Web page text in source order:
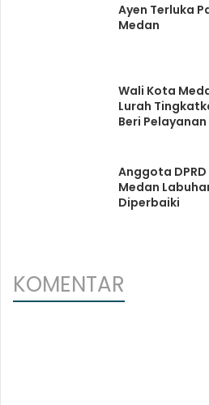
Ayen Terluka
Medan
Wali Kota
Lurah
Beri
Anggota
Medan
Diperbaiki
KOMENTAR